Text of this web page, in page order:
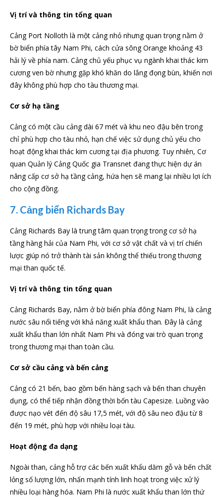
Vị trí và thông tin tổng quan
Cảng Port Nolloth là một cảng nhỏ nhưng quan trọng nằm ở
bờ biển phía tây Nam Phi, cách cửa sông Orange khoảng 43
hải lý về phía nam. Cảng chủ yếu phục vụ ngành khai thác kim
cương ven bờ nhưng gặp khó khăn do lắng đọng bùn, khiến nơi
đây không phù hợp cho tàu thương mại.
Cơ sở hạ tầng
Cảng có một cầu cảng dài 67 mét và khu neo đậu bên trong
chỉ phù hợp cho tàu nhỏ, hạn chế việc sử dụng chủ yếu cho
hoạt động khai thác kim cương tại địa phương. Tuy nhiên, Cơ
quan Quản lý Cảng Quốc gia Transnet đang thực hiện dự án
nâng cấp cơ sở hạ tầng cảng, hứa hẹn sẽ mang lại nhiều lợi ích
cho cộng đồng.
7. Cảng biển Richards Bay
Cảng Richards Bay là trung tâm quan trọng trong cơ sở hạ
tầng hàng hải của Nam Phi, với cơ sở vật chất và vị trí chiến
lược giúp nó trở thành tài sản không thể thiếu trong thương
mại than quốc tế.
Vị trí và thông tin tổng quan
Cảng Richards Bay, nằm ở bờ biển phía đông Nam Phi, là cảng
nước sâu nổi tiếng với khả năng xuất khẩu than. Đây là cảng
xuất khẩu than lớn nhất Nam Phi và đóng vai trò quan trọng
trong thương mại than toàn cầu.
Cơ sở cầu cảng và bến cảng
Cảng có 21 bến, bao gồm bến hàng sạch và bến than chuyên
dụng, có thể tiếp nhận đồng thời bốn tàu Capesize. Luồng vào
được nạo vét đến độ sâu 17,5 mét, với độ sâu neo đậu từ 8
đến 19 mét, phù hợp với nhiều loại tàu.
Hoạt động đa dạng
Ngoài than, cảng hỗ trợ các bến xuất khẩu dăm gỗ và bến chất
lỏng số lượng lớn, nhấn mạnh tính linh hoạt trong việc xử lý
nhiều loại hàng hóa. Nam Phi là nước xuất khẩu than lớn thứ